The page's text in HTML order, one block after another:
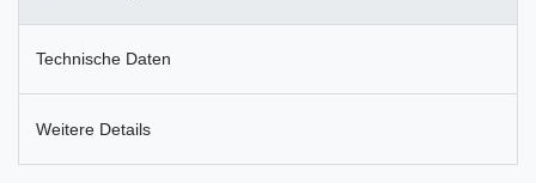
Technische Daten
Weitere Details